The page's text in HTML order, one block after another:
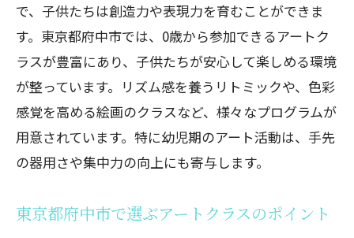
で、子供たちは創造力や表現力を育むことができま
す。東京都府中市では、0歳から参加できるアートク
ラスが豊富にあり、子供たちが安心して楽しめる環境
が整っています。リズム感を養うリトミックや、色彩
感覚を高める絵画のクラスなど、様々なプログラムが
用意されています。特に幼児期のアート活動は、手先
の器用さや集中力の向上にも寄与します。
東京都府中市で選ぶアートクラスのポイント